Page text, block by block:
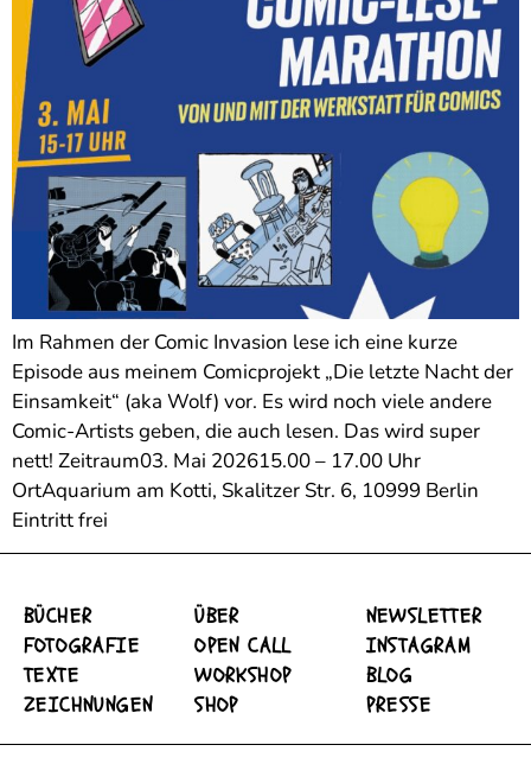
Im Rahmen der Comic Invasion lese ich eine kurze
Episode aus meinem Comicprojekt „Die letzte Nacht der
Einsamkeit“ (aka Wolf) vor. Es wird noch viele andere
Comic-Artists geben, die auch lesen. Das wird super
nett! Zeitraum03. Mai 202615.00 – 17.00 Uhr
OrtAquarium am Kotti, Skalitzer Str. 6, 10999 Berlin
Eintritt frei
BÜCHER
FOTOGRAFIE
TEXTE
ZEICHNUNGEN
ÜBER
OPEN CALL
WORKSHOP
SHOP
NEWSLETTER
INSTAGRAM
BLOG
PRESSE